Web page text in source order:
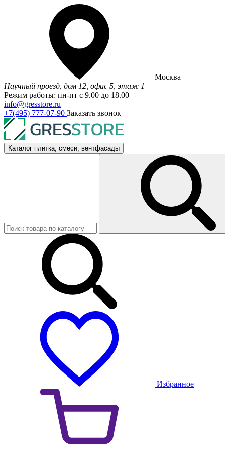
Москва
Научный проезд, дом 12, офис 5, этаж 1
Режим работы: пн-пт с 9.00 до 18.00
info@gresstore.ru
+7(495) 777-07-90 Заказать звонок
Каталог плитка, смеси, вентфасады
Избранное